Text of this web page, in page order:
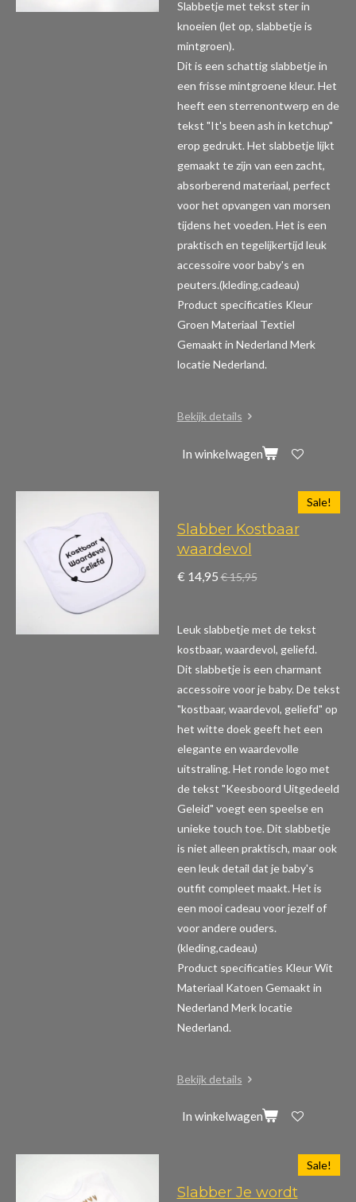
Slabbetje met tekst ster in
knoeien (let op, slabbetje is
mintgroen).
Dit is een schattig slabbetje in
een frisse mintgroene kleur. Het
heeft een sterrenontwerp en de
tekst "It's been ash in ketchup"
erop gedrukt. Het slabbetje lijkt
gemaakt te zijn van een zacht,
absorberend materiaal, perfect
voor het opvangen van morsen
tijdens het voeden. Het is een
praktisch en tegelijkertijd leuk
accessoire voor baby's en
peuters.(kleding,cadeau)
Product specificaties Kleur
Groen Materiaal Textiel
Gemaakt in Nederland Merk
locatie Nederland.
Bekijk details
In winkelwagen
Sale!
Slabber Kostbaar
waardevol
€ 14,95 € 15,95
Leuk slabbetje met de tekst
kostbaar, waardevol, geliefd.
Dit slabbetje is een charmant
accessoire voor je baby. De tekst
"kostbaar, waardevol, geliefd" op
het witte doek geeft het een
elegante en waardevolle
uitstraling. Het ronde logo met
de tekst "Keesboord Uitgedeeld
Geleid" voegt een speelse en
unieke touch toe. Dit slabbetje
is niet alleen praktisch, maar ook
een leuk detail dat je baby's
outfit compleet maakt. Het is
een mooi cadeau voor jezelf of
voor andere ouders.
(kleding,cadeau)
Product specificaties Kleur Wit
Materiaal Katoen Gemaakt in
Nederland Merk locatie
Nederland.
Bekijk details
In winkelwagen
Sale!
Slabber Je wordt